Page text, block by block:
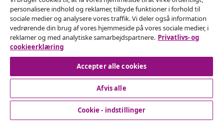
Fortryd køb
Indsend en anmodning om at fortryde din ordre.
Fortryd køb
Kundeservice
personalisere indhold og reklamer, tilbyde funktioner i forhold til
sociale medier og analysere vores traffik. Vi deler også information
vedrørende din brug af vores hjemmeside på vores sociale medier, i
reklamer og med analytiske samarbejdspartnere. Privatlivs- og
cookieerklæring
Accepter alle cookies
Afvis alle
Cookie - indstillinger